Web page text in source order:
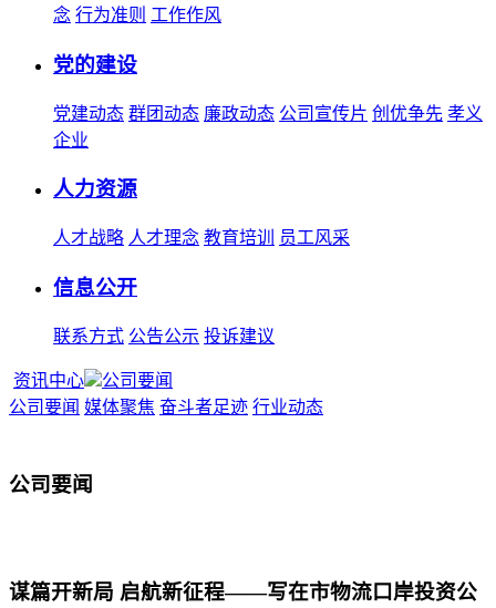
念 行为准则 工作作风
党的建设
党建动态 群团动态 廉政动态 公司宣传片 创优争先 孝义
企业
人力资源
人才战略 人才理念 教育培训 员工风采
信息公开
联系方式 公告公示 投诉建议
资讯中心
公司要闻
公司要闻 媒体聚焦 奋斗者足迹 行业动态
公司要闻
谋篇开新局 启航新征程——写在市物流口岸投资公